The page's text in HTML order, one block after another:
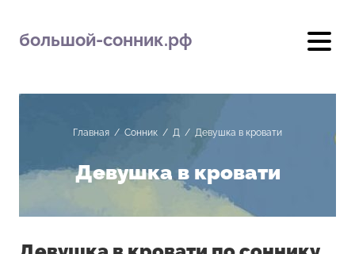
большой-сонник.рф
Главная / Сонник / Д / Девушка в кровати
Девушка в кровати